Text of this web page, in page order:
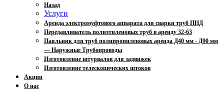
Назад
Услуги
Аренда электромуфтового аппарата для сварки труб ПНД
Передавливатель полиэтиленовых труб в аренду 32-63
Паяльник для труб полипропиленовых аренда Д40 мм - Д90 мм
— Наружные Трубопроводы
Изготовление штурвалов для задвижек
Изготовление телескопических штоков
Акции
О нас